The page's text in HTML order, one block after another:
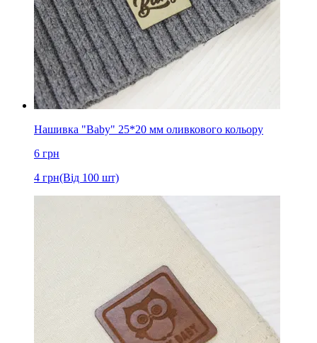
Нашивка "Baby" 25*20 мм оливкового кольору
6 грн
4 грн(Від 100 шт)